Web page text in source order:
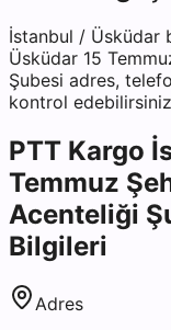
İstanbul / Üsküdar
Üsküdar 15
Şubesi adres,
kontrol
PTT Kargo
Temmuz
Acenteliği
Bilgileri
Adres